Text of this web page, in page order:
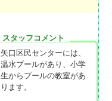
スタッフコメント
矢口区民センターには、
温水プールがあり、小学
生からプールの教室があ
ります。